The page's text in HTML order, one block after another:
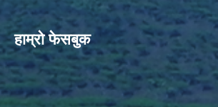
हाम्रो फेसबुक